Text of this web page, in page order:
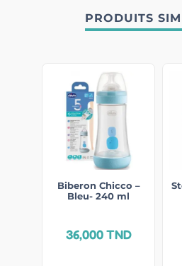
PRODUITS
Biberon Chicco –
Bleu- 240 ml
36,000TND